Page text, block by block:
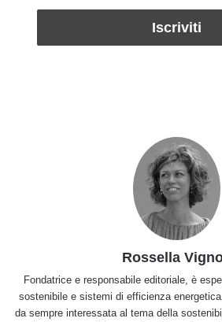
Rossella
Fondatrice e responsabile editoriale, è
sostenibile e sistemi di efficienza
da sempre interessata al tema della